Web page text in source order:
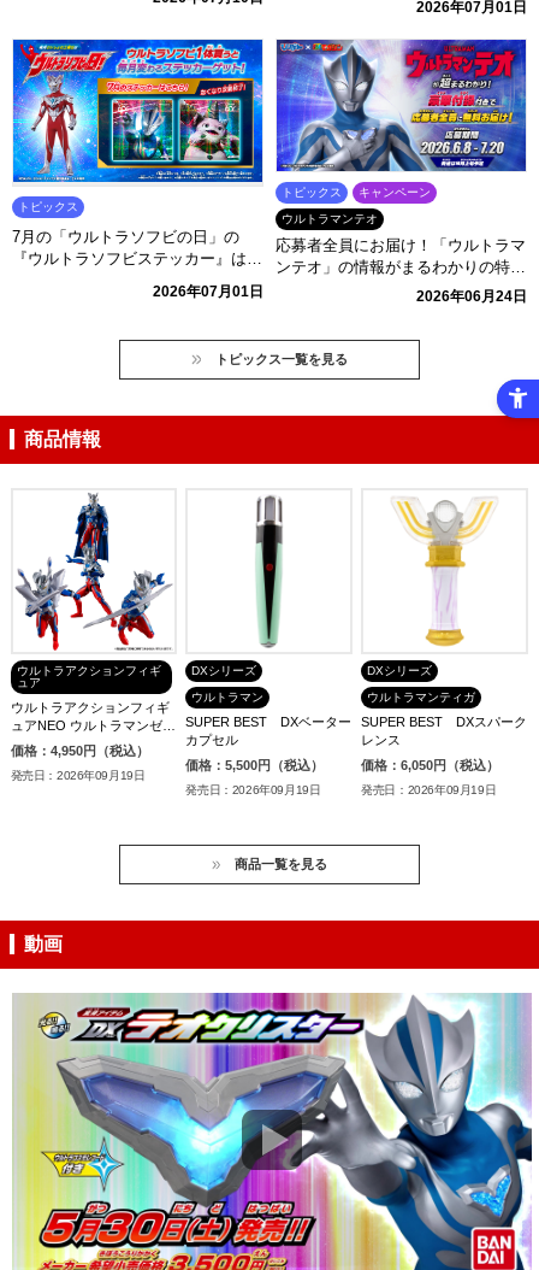
2026年07月01日
トピックス
7月の「ウルトラソフビの日」の
『ウルトラソフビステッカー』はこ
2026年07月01日
トピックス
キャンペーン
ウルトラマンテオ
応募者全員にお届け！「ウルトラマ
ンテオ」の情報がまるわかりの特別
ブック「び～ぼん」を無料プレゼン
2026年06月24日
トピックス一覧を見る
商品情報
ウルトラアクションフィギ
ュア
ウルトラアクションフィギ
ュアNEO ウルトラマンゼロ
デラックスセット
価格：4,950円（税込）
発売日：2026年09月19日
DXシリーズ
ウルトラマン
SUPER BEST DXベーター
カプセル
価格：5,500円（税込）
発売日：2026年09月19日
DXシリーズ
ウルトラマンティガ
SUPER BEST DXスパーク
レンス
価格：6,050円（税込）
発売日：2026年09月19日
商品一覧を見る
動画